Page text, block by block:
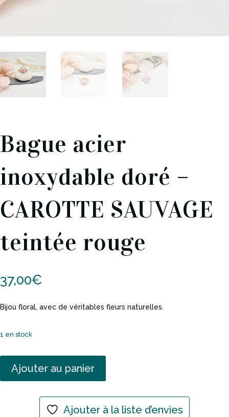
Bague acier
inoxydable doré –
CAROTTE SAUVAGE
teintée rouge
37,00€
Bijou floral, avec de véritables fleurs naturelles.
1 en stock
Ajouter au panier
Ajouter à la liste d’envies